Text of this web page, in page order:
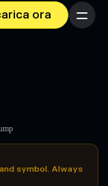
ora Menu
symbol. Always